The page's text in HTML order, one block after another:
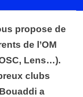
propose de
de l’OM
Lens…).
clubs
a